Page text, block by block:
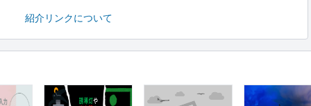
紹介リンクについて